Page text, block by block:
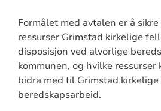
Formålet med avtalen er å
ressurser Grimstad kirkelige
disposisjon ved alvorlige
kommunen, og hvilke ressurser
bidra med til Grimstad
beredskapsarbeid.